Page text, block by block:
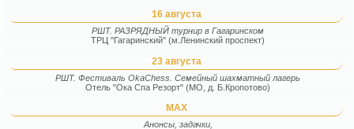
16 августа
РШТ. РАЗРЯДНЫЙ турнир в Гагаринском
ТРЦ "Гагаринский" (м.Ленинский проспект)
23 августа
РШТ. Фестиваль OkaChess. Семейный шахматный лагерь
Отель "Ока Спа Резорт" (МО, д. Б.Кропотово)
MAX
Анонсы, задачки,